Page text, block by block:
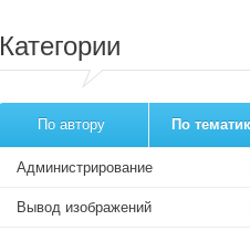
Категории
По автору По
Администрирование
Вывод изображений